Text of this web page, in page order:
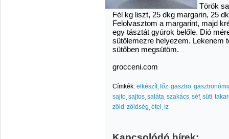
Török
Fél kg liszt, 25 dkg margarin, 25
Felolvasztom a margarint, majd
egy tásztát gyúrok belőle. Dió
sütőlemezre helyezem. Lekenem
sütőben megsütöm.
grocceni.com
Címkék: elkészít főz gasztro
sajto sajtos saláta szakács séf süti
zöld zöldség étel íz